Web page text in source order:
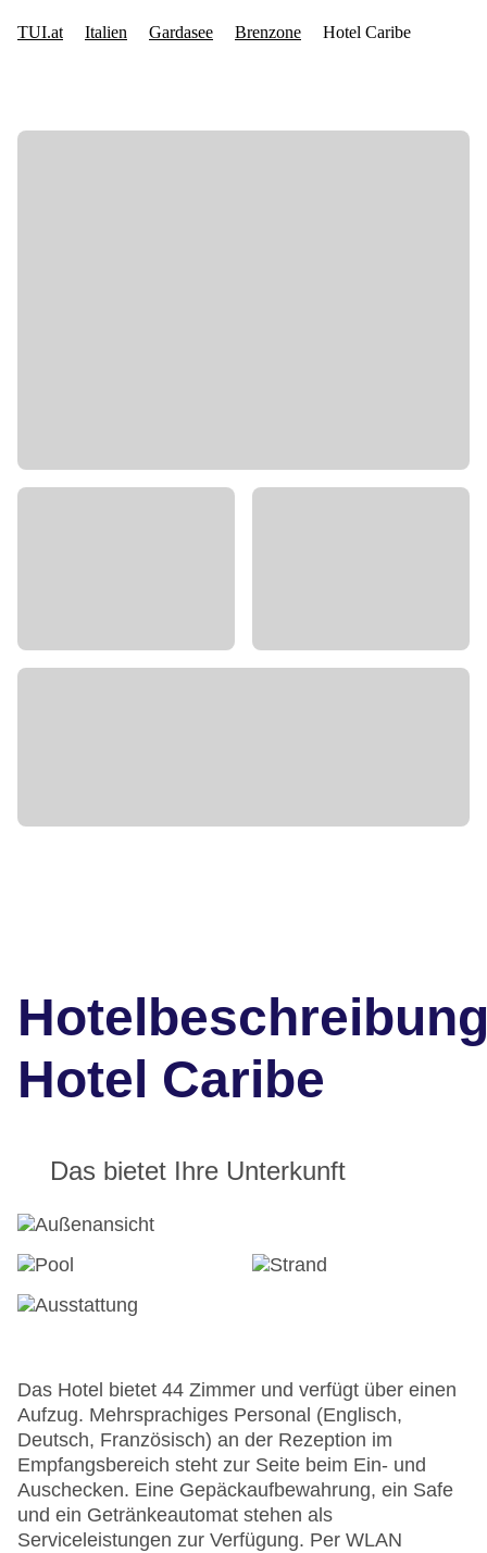
Hotel Caribe
Das bietet Ihre Unterkunft
Das Hotel bietet 44 Zimmer und verfügt über einen
Aufzug. Mehrsprachiges Personal (Englisch,
Deutsch, Französisch) an der Rezeption im
Empfangsbereich steht zur Seite beim Ein- und
Auschecken. Eine Gepäckaufbewahrung, ein Safe
und ein Getränkeautomat stehen als
Serviceleistungen zur Verfügung. Per WLAN